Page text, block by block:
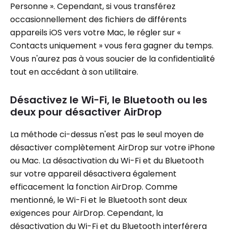
Personne ». Cependant, si vous transférez
occasionnellement des fichiers de différents
appareils iOS vers votre Mac, le régler sur «
Contacts uniquement » vous fera gagner du temps.
Vous n'aurez pas à vous soucier de la confidentialité
tout en accédant à son utilitaire.
Désactivez le Wi-Fi, le Bluetooth ou les
deux pour désactiver AirDrop
La méthode ci-dessus n'est pas le seul moyen de
désactiver complètement AirDrop sur votre iPhone
ou Mac. La désactivation du Wi-Fi et du Bluetooth
sur votre appareil désactivera également
efficacement la fonction AirDrop. Comme
mentionné, le Wi-Fi et le Bluetooth sont deux
exigences pour AirDrop. Cependant, la
désactivation du Wi-Fi et du Bluetooth interférera